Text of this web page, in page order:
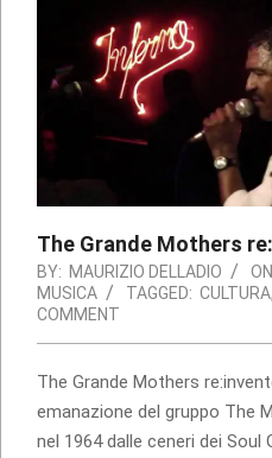
The Grande Mothers
BY: MAURIZIO DELLADIO
MUSICA
TAGGED: CULTURA,
COMMENT
The Grande Mothers
emanazione del gruppo The
nel 1964 dalle ceneri dei